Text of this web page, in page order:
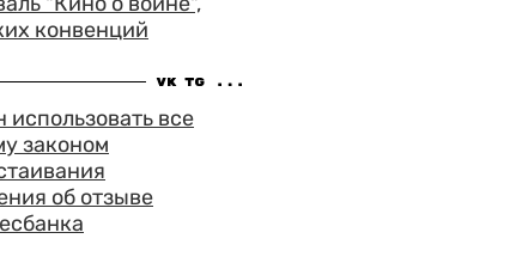
конвенций
использовать все
законом
об отзыве